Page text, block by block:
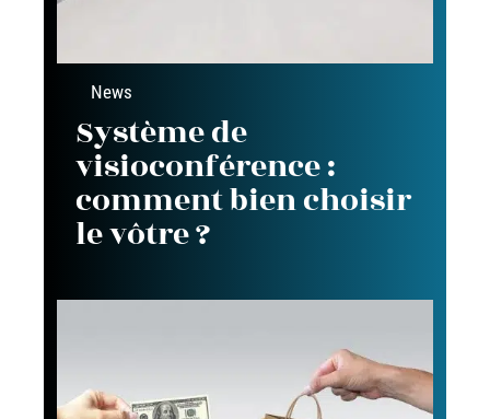
News
Système de
visioconférence :
comment bien choisir
le vôtre ?